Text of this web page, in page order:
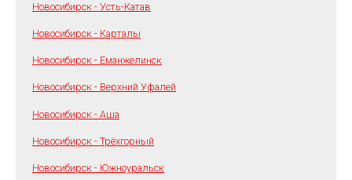
Новосибирск - Усть-Катав
Новосибирск - Карталы
Новосибирск - Еманжелинск
Новосибирск - Верхний Уфалей
Новосибирск - Аша
Новосибирск - Трёхгорный
Новосибирск - Южноуральск